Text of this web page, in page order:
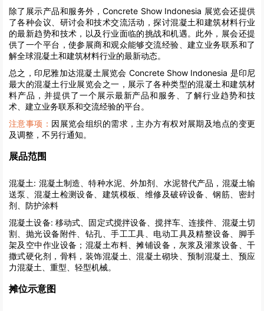
除了展示产品和服务外，Concrete Show Indonesia 展览会还提供
了各种会议、研讨会和技术交流活动，探讨混凝土和建筑材料行业
的最新趋势和技术，以及行业面临的挑战和机遇。此外，展会还提
供了一个平台，使参展商和观众能够交流经验、建立业务联系和了
解全球混凝土和建筑材料行业的最新动态。
总之，印尼雅加达混凝土展览会 Concrete Show Indonesia 是印尼
最大的混凝土行业展览会之一，展示了各种类型的混凝土和建筑材
料产品，并提供了一个展示最新产品和服务、了解行业趋势和技
术、建立业务联系和交流经验的平台。
注意事项： 因展览会组织的需求，主办方有权对展期及地点的变更
及调整，不另行通知。
展品范围
混凝土: 混凝土制造、特种水泥、外加剂、水泥替代产品，混凝土输
送泵、混凝土检测设备、建筑模板、维修及破碎设备、钢筋、密封
剂、防护涂料
混凝土设备: 移动式、固定式搅拌设备、搅拌车、连接件、混凝土切
割、抛光设备附件、钻孔、手工工具、电动工具及精整设备、脚手
架及空中作业设备；混凝土布料、摊铺设备，灰浆及灌浆设备、干
撒式硬化剂，骨料，装饰混凝土、混凝土砌块、预制混凝土、预应
力混凝土、重型、轻型机械。
摊位示意图